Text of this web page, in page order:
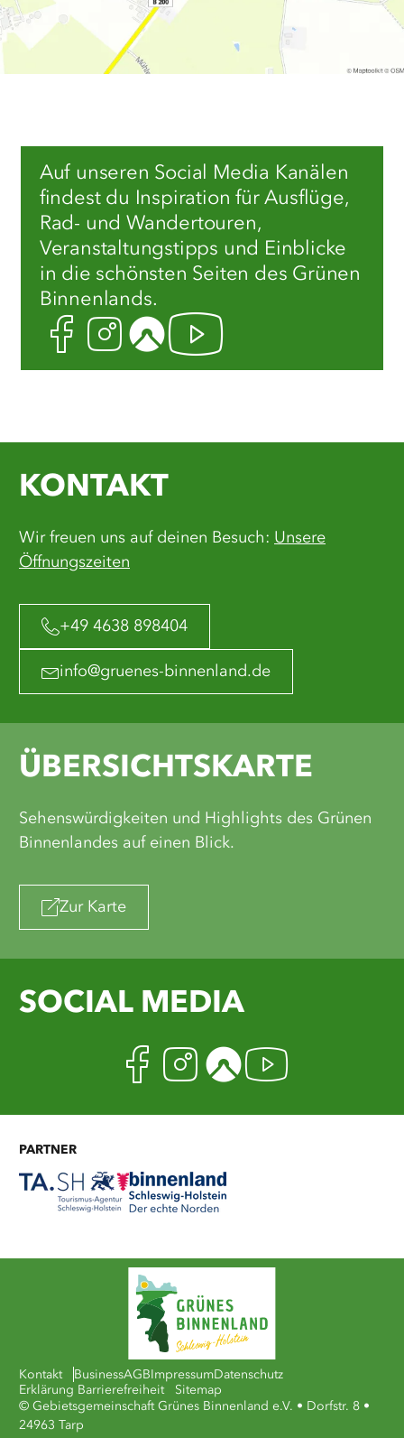
Auf unseren Social Media Kanälen
findest du Inspiration für Ausflüge,
Rad- und Wandertouren,
Veranstaltungstipps und Einblicke
in die schönsten Seiten des Grünen
Binnenlands.
FacebookInstagram
KomootYoutube
KONTAKT
Wir freuen uns auf deinen Besuch: Unsere
Öffnungszeiten
+49 4638 898404
info@gruenes-binnenland.de
ÜBERSICHTSKARTE
Sehenswürdigkeiten und Highlights des Grünen
Binnenlandes auf einen Blick.
Zur Karte
SOCIAL MEDIA
Facebook
Instagram
Komoot
PARTNER
Kontakt BusinessAGB ImpressumDatenschutz
Erklärung Barrierefreiheit
Sitemap
© Gebietsgemeinschaft Grünes Binnenland e.V. • Dorfstr. 8 •
24963 Tarp